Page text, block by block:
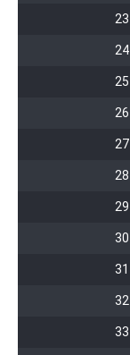
23
24
25
26
27
28
29
30
31
32
33